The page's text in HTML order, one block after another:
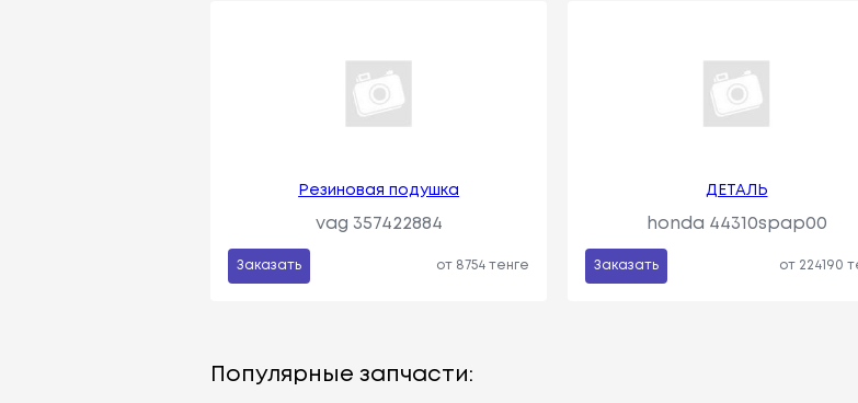
Pезиновая подушка
vag 357422884
Заказать от 8754 тенге
ДЕТАЛЬ
honda 44310spap00
Заказать от 224190
Популярные запчасти: